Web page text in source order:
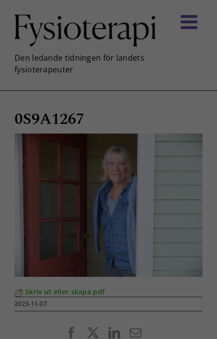
innehållet
0S9A1267
Skriv ut eller skapa pdf
2023-11-07
FacebookLinkedIn
E-